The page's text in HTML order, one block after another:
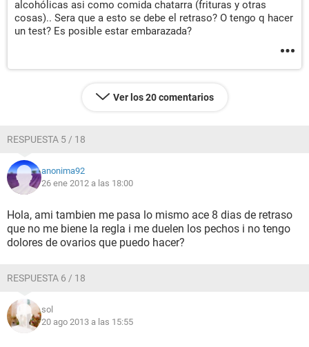
alcohólicas asi como comida chatarra (frituras y otras
cosas).. Sera que a esto se debe el retraso? O tengo q hacer
un test? Es posible estar embarazada?
Ver los 20 comentarios
RESPUESTA 5 / 18
anonima92
26 ene 2012 a las 18:00
Hola, ami tambien me pasa lo mismo ace 8 dias de retraso
que no me biene la regla i me duelen los pechos i no tengo
dolores de ovarios que puedo hacer?
RESPUESTA 6 / 18
sol
20 ago 2013 a las 15:55